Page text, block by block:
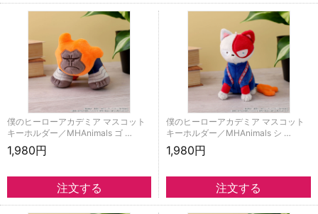
僕のヒーローアカデミア マスコット
キーホルダー／MHAnimals ゴ …
1,980円
僕のヒーローアカデミア マスコット
キーホルダー／MHAnimals シ …
1,980円